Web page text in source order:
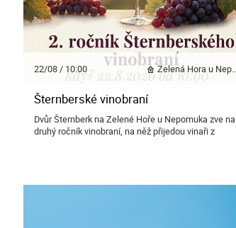
22/08 / 10:00 Zelená Hora u Nepomuka
Šternberské vinobraní
Dvůr Šternberk na Zelené Hoře u Nepomuka zve na
druhý ročník vinobraní, na něž přijedou vinaři z